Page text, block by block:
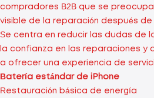
compradores B2B que se
visible de la reparación después de
Se centra en reducir las dudas de
la confianza en las reparaciones y
a ofrecer una experiencia de
Batería estándar de iPhone
Restauración básica de energía